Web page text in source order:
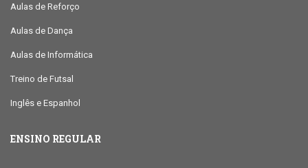
Aulas de Reforço
Aulas de Dança
Aulas de Informática
Treino de Futsal
Inglês e Espanhol
ENSINO REGULAR